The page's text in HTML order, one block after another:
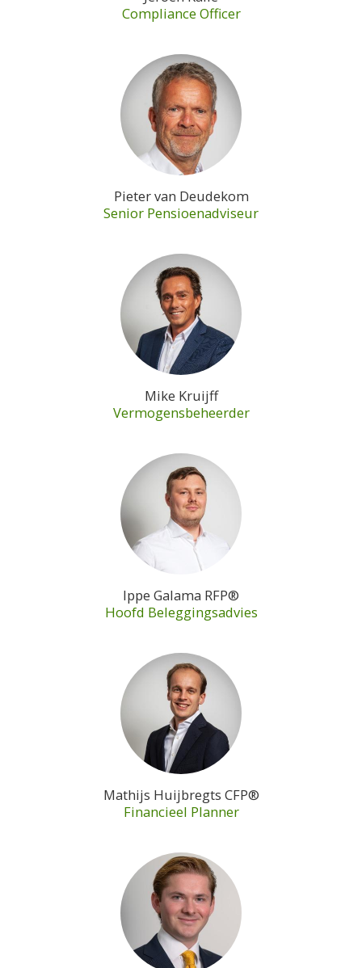
Compliance Officer
Pieter van Deudekom
Senior Pensioenadviseur
Mike Kruijff
Vermogensbeheerder
Ippe Galama RFP®
Hoofd Beleggingsadvies
Mathijs Huijbregts CFP®
Financieel Planner